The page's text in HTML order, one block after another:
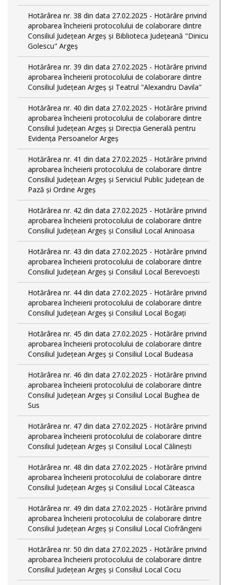
Hotărârea nr. 38 din data 27.02.2025 - Hotărâre privind
aprobarea încheierii protocolului de colaborare dintre
Consiliul Județean Argeș și Biblioteca Județeană "Dinicu
Golescu" Argeș
Hotărârea nr. 39 din data 27.02.2025 - Hotărâre privind
aprobarea încheierii protocolului de colaborare dintre
Consiliul Județean Argeș și Teatrul "Alexandru Davila"
Hotărârea nr. 40 din data 27.02.2025 - Hotărâre privind
aprobarea încheierii protocolului de colaborare dintre
Consiliul Județean Argeș și Direcția Generală pentru
Evidența Persoanelor Argeș
Hotărârea nr. 41 din data 27.02.2025 - Hotărâre privind
aprobarea încheierii protocolului de colaborare dintre
Consiliul Județean Argeș și Serviciul Public Județean de
Pază și Ordine Argeș
Hotărârea nr. 42 din data 27.02.2025 - Hotărâre privind
aprobarea încheierii protocolului de colaborare dintre
Consiliul Județean Argeș și Consiliul Local Aninoasa
Hotărârea nr. 43 din data 27.02.2025 - Hotărâre privind
aprobarea încheierii protocolului de colaborare dintre
Consiliul Județean Argeș și Consiliul Local Berevoești
Hotărârea nr. 44 din data 27.02.2025 - Hotărâre privind
aprobarea încheierii protocolului de colaborare dintre
Consiliul Județean Argeș și Consiliul Local Bogați
Hotărârea nr. 45 din data 27.02.2025 - Hotărâre privind
aprobarea încheierii protocolului de colaborare dintre
Consiliul Județean Argeș și Consiliul Local Budeasa
Hotărârea nr. 46 din data 27.02.2025 - Hotărâre privind
aprobarea încheierii protocolului de colaborare dintre
Consiliul Județean Argeș și Consiliul Local Bughea de
Sus
Hotărârea nr. 47 din data 27.02.2025 - Hotărâre privind
aprobarea încheierii protocolului de colaborare dintre
Consiliul Județean Argeș și Consiliul Local Călinești
Hotărârea nr. 48 din data 27.02.2025 - Hotărâre privind
aprobarea încheierii protocolului de colaborare dintre
Consiliul Județean Argeș și Consiliul Local Căteasca
Hotărârea nr. 49 din data 27.02.2025 - Hotărâre privind
aprobarea încheierii protocolului de colaborare dintre
Consiliul Județean Argeș și Consiliul Local Ciofrângeni
Hotărârea nr. 50 din data 27.02.2025 - Hotărâre privind
aprobarea încheierii protocolului de colaborare dintre
Consiliul Județean Argeș și Consiliul Local Cocu